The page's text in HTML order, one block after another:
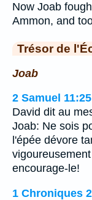
Now Joab
Ammon, and
Trésor de
Joab
2 Samuel 11:25
David dit au
Joab: Ne sois
l'épée dévore
encourage-le!
1 Chroniques